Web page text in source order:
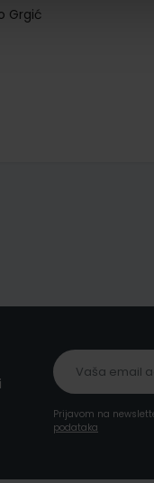
Grgić
Prijavom na
podataka